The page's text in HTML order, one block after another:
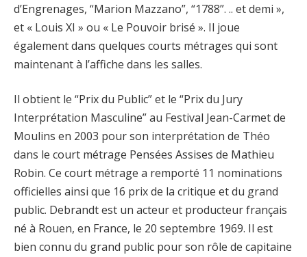
d’Engrenages, “Marion Mazzano”, “1788”. .. et demi »,
et « Louis XI » ou « Le Pouvoir brisé ». Il joue
également dans quelques courts métrages qui sont
maintenant à l’affiche dans les salles.
Il obtient le “Prix du Public” et le “Prix du Jury
Interprétation Masculine” au Festival Jean-Carmet de
Moulins en 2003 pour son interprétation de Théo
dans le court métrage Pensées Assises de Mathieu
Robin. Ce court métrage a remporté 11 nominations
officielles ainsi que 16 prix de la critique et du grand
public. Debrandt est un acteur et producteur français
né à Rouen, en France, le 20 septembre 1969. Il est
bien connu du grand public pour son rôle de capitaine